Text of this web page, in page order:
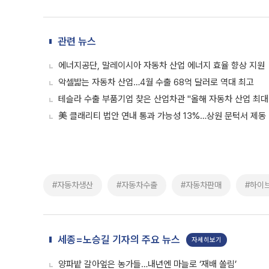
관련 뉴스
에너지공단, 말레이시아 자동차 산업 에너지 효율 향상 지원
악셀밟는 자동차 산업…4월 수출 68억 달러로 역대 최고
테슬라 수출 부품기업 찾은 산업차관 "올해 자동차 산업 최
美 클래리티 법안 연내 통과 가능성 13%…상원 문턱서 제동
#자동차생산 #자동차수출 #자동차판매 #하이
세종=노승길 기자의 주요 뉴스 자세히보기
양파밭 갈아엎은 농가들…내년엔 마늘로 ‘재배 쏠림’